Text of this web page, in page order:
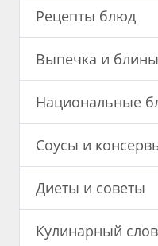
Рецепты блюд
Выпечка и блины
Национальные
Соусы и
Диеты и советы
Кулинарный